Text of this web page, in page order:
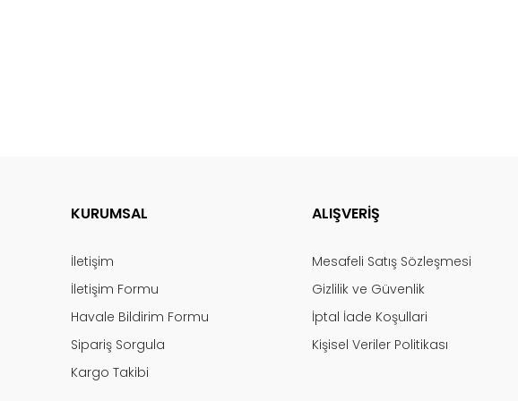
KURUMSAL
İletişim
İletişim Formu
Havale Bildirim Formu
Sipariş Sorgula
Kargo Takibi
ALIŞVERİŞ
Mesafeli Satış Sözleşmesi
Gizlilik ve Güvenlik
İptal İade Koşullari
Kişisel Veriler Politikası